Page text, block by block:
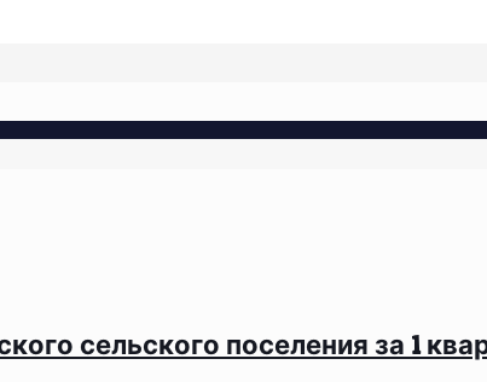
сельского поселения за 1